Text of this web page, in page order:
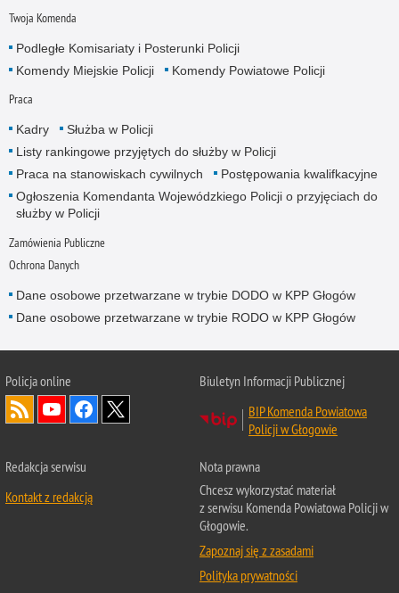
Twoja Komenda
Podległe Komisariaty i Posterunki Policji
Komendy Miejskie Policji
Komendy Powiatowe Policji
Praca
Kadry
Służba w Policji
Listy rankingowe przyjętych do służby w Policji
Praca na stanowiskach cywilnych
Postępowania kwalifkacyjne
Ogłoszenia Komendanta Wojewódzkiego Policji o przyjęciach do
służby w Policji
Zamówienia Publiczne
Ochrona Danych
Dane osobowe przetwarzane w trybie DODO w KPP Głogów
Dane osobowe przetwarzane w trybie RODO w KPP Głogów
Policjaonline
Biuletyn Informacji Publicznej
BIP Komenda Powiatowa
Policji w Głogowie
Redakcja serwisu
Kontakt z redakcją
Nota prawna
Chcesz wykorzystać materiał
z serwisu Komenda Powiatowa Policji w
Głogowie.
Zapoznaj się z zasadami
Polityka prywatności